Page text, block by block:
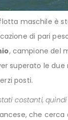
maschile è
di pari
, campione del
superato le due
posti.
costanti,
che cerca